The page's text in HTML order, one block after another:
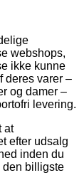
webshops,
ikke kunne
deres varer –
og damer –
levering.
at
efter udsalg
inden du
den billigste